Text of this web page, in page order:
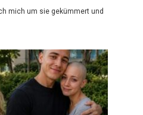
mich um sie gekümmert und